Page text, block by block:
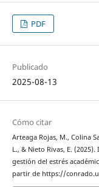
PDF
Publicado
2025-08-13
Cómo citar
Arteaga Rojas, M., Colina
L., & Nieto Rivas, E.
gestión del estrés
partir de https://